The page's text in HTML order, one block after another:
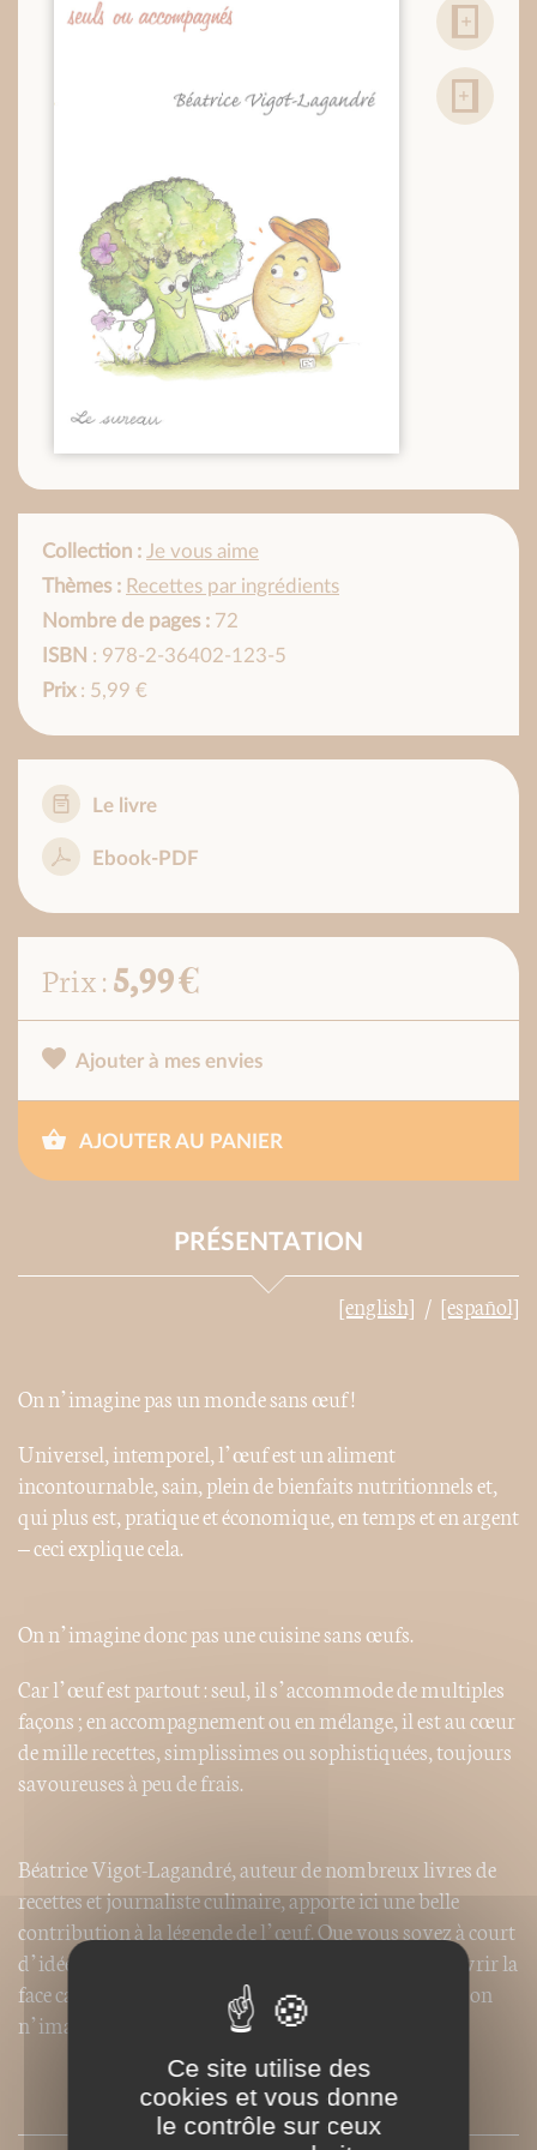
Collection : Je vous aime
Thèmes : Recettes par ingrédients
Nombre de pages : 72
ISBN : 978-2-36402-123-5
Prix: 5,99 €
Le livre
Ebook-PDF
Prix :5,99 €
Ajouter à mes envies
AJOUTER AU PANIER
PRÉSENTATION
[english] [español]
On n’imagine pas un monde sans œuf !
Universel, intemporel, l’œuf est un aliment
incontournable, sain, plein de bienfaits nutritionnels et,
qui plus est, pratique et économique, en temps et en argent
– ceci explique cela.
On n’imagine donc pas une cuisine sans œufs.
Car l’œuf est partout : seul, il s’accommode de multiples
façons ; en accompagnement ou en mélange, il est au cœur
de mille recettes, simplissimes ou sophistiquées, toujours
savoureuses à peu de frais.
Béatrice Vigot-Lagandré, auteur de nombreux livres de
recettes et journaliste culinaire, apporte ici une belle
contribution à la légende de l’œuf. Que vous soyez à court
d’idée ou que vous ayez simplement envie de découvrir la
face cachée de l’œuf, les meilleures réponses sont ici : on
n’imagine pas votre cuisine sans ce livre !
SOMMAIRE
Ce site utilise des
cookies et vous donne
le contrôle sur ceux